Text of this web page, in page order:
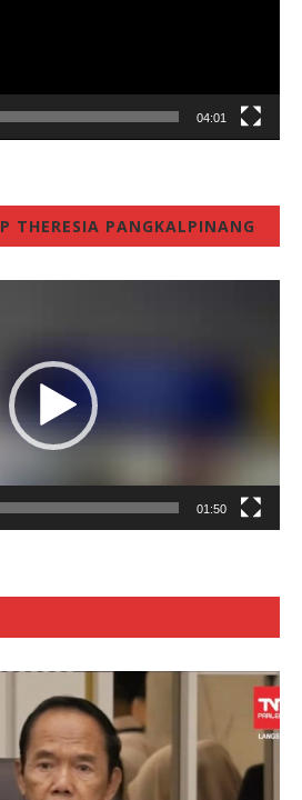
04:01
THERESIA PANGKALPINANG
01:50